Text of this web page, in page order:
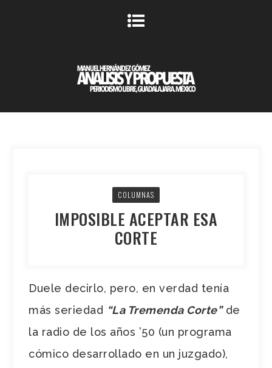
COLUMNAS
IMPOSIBLE ACEPTAR ESA
CORTE
Duele decirlo, pero, en verdad tenía
más seriedad “La Tremenda Corte”de
la radio de los años ’50 (un programa
cómico desarrollado en un juzgado),